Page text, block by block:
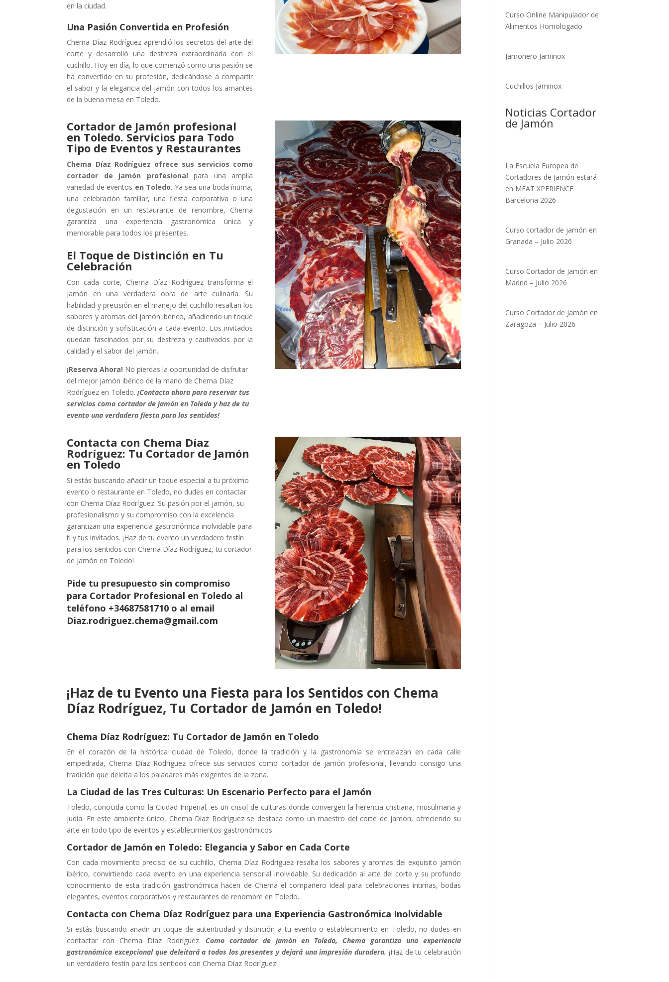
en la ciudad.
Una Pasión Convertida en Profesión
Chema Díaz Rodríguez aprendió los secretos del arte del
corte y desarrolló una destreza extraordinaria con el
cuchillo. Hoy en día, lo que comenzó como una pasión se
ha convertido en su profesión, dedicándose a compartir
el sabor y la elegancia del jamón con todos los amantes
de la buena mesa en Toledo.
Cortador de Jamón profesional
en Toledo. Servicios para Todo
Tipo de Eventos y Restaurantes
Chema Díaz Rodríguez ofrece sus servicios como
cortador de jamón profesional para una amplia
variedad de eventos en Toledo. Ya sea una boda íntima,
una celebración familiar, una fiesta corporativa o una
degustación en un restaurante de renombre, Chema
garantiza una experiencia gastronómica única y
memorable para todos los presentes.
El Toque de Distinción en Tu
Celebración
Con cada corte, Chema Díaz Rodríguez transforma el
jamón en una verdadera obra de arte culinaria. Su
habilidad y precisión en el manejo del cuchillo resaltan los
sabores y aromas del jamón ibérico, añadiendo un toque
de distinción y sofisticación a cada evento. Los invitados
quedan fascinados por su destreza y cautivados por la
calidad y el sabor del jamón.
¡Reserva Ahora! No pierdas la oportunidad de disfrutar
del mejor jamón ibérico de la mano de Chema Díaz
Rodríguez en Toledo.¡Contacta ahora para reservar tus
servicios como cortador de jamón en Toledo y haz de tu
evento una verdadera fiesta para los sentidos!
Contacta con Chema Díaz
Rodríguez: Tu Cortador de Jamón
en Toledo
Si estás buscando añadir un toque especial a tu próximo
evento o restaurante en Toledo, no dudes en contactar
con Chema Díaz Rodríguez. Su pasión por el jamón, su
profesionalismo y su compromiso con la excelencia
garantizan una experiencia gastronómica inolvidable para
ti y tus invitados. ¡Haz de tu evento un verdadero festín
para los sentidos con Chema Díaz Rodríguez, tu cortador
de jamón en Toledo!
Pide tu presupuesto sin compromiso
para Cortador Profesional en Toledo al
teléfono +34687581710 o al email
Diaz.rodriguez.chema@gmail.com
¡Haz de tu Evento una Fiesta para los Sentidos con Chema
Díaz Rodríguez, Tu Cortador de Jamón en Toledo!
Chema Díaz Rodríguez: Tu Cortador de Jamón en Toledo
En el corazón de la histórica ciudad de Toledo, donde la tradición y la gastronomía se entrelazan en cada calle
empedrada, Chema Díaz Rodríguez ofrece sus servicios como cortador de jamón profesional, llevando consigo una
tradición que deleita a los paladares más exigentes de la zona.
La Ciudad de las Tres Culturas: Un Escenario Perfecto para el Jamón
Toledo, conocida como la Ciudad Imperial, es un crisol de culturas donde convergen la herencia cristiana, musulmana y
judía. En este ambiente único, Chema Díaz Rodríguez se destaca como un maestro del corte de jamón, ofreciendo su
arte en todo tipo de eventos y establecimientos gastronómicos.
Cortador de Jamón en Toledo: Elegancia y Sabor en Cada Corte
Con cada movimiento preciso de su cuchillo, Chema Díaz Rodríguez resalta los sabores y aromas del exquisito jamón
ibérico, convirtiendo cada evento en una experiencia sensorial inolvidable. Su dedicación al arte del corte y su profundo
conocimiento de esta tradición gastronómica hacen de Chema el compañero ideal para celebraciones íntimas, bodas
elegantes, eventos corporativos y restaurantes de renombre en Toledo.
Contacta con Chema Díaz Rodríguez para una Experiencia Gastronómica Inolvidable
Si estás buscando añadir un toque de autenticidad y distinción a tu evento o establecimiento en Toledo, no dudes en
contactar con Chema Díaz Rodríguez. Como cortador de jamón en Toledo, Chema garantiza una experiencia
gastronómica excepcional que deleitará a todos los presentes y dejará una impresión duradera. ¡Haz de tu celebración
un verdadero festín para los sentidos con Chema Díaz Rodríguez!
Curso Online Manipulador de
Alimentos Homologado
Jamonero Jaminox
Cuchillos Jaminox
Noticias Cortador
de Jamón
La Escuela Europea de
Cortadores de Jamón estará
en MEAT XPERIENCE
Barcelona 2026
Curso cortador de jamón en
Granada – Julio 2026
Curso Cortador de Jamón en
Madrid – Julio 2026
Curso Cortador de Jamón en
Zaragoza – Julio 2026